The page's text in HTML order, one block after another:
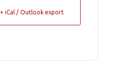
+ iCal / Outlook export